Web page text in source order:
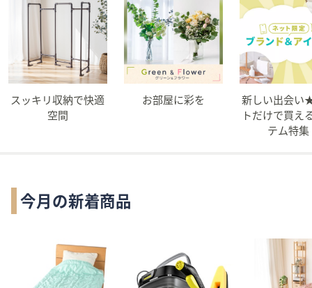
スッキリ収納で快適
空間
お部屋に彩を
新しい出会い
トだけで買え
テム特集
今月の新着商品